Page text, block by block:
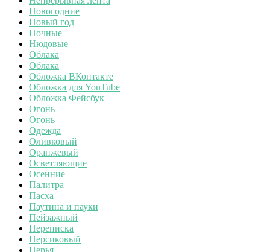
Новогодние
Новый год
Ночные
Нюдовые
Облака
Облака
Обложка ВКонтакте
Обложка для YouTube
Обложка Фейсбук
Огонь
Огонь
Одежда
Оливковый
Оранжевый
Осветляющие
Осенние
Палитра
Пасха
Паутина и пауки
Пейзажный
Переписка
Персиковый
Перья